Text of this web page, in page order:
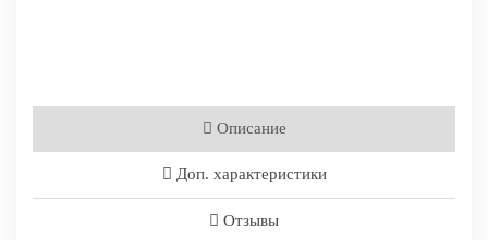
Описание
Доп. характеристики
Отзывы